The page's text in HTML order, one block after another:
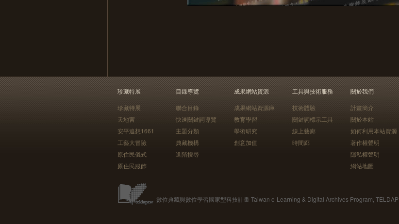
珍藏特展
珍藏特展
天地宮
安平追想1661
工藝大冒險
原住民儀式
原住民服飾
目錄導覽
聯合目錄
快速關鍵詞導覽
主題分類
典藏機構
進階搜尋
成果網站資源
成果網站資源庫
教育學習
學術研究
創意加值
工具與技術服務
技術體驗
關鍵詞標示工具
線上藝廊
時間廊
關於我們
計畫簡介
關於本站
如何利用本站資源
著作權聲明
隱私權聲明
網站地圖
數位典藏與數位學習國家型科技計畫 Taiwan e-Learning & Digital Archives Program, TELDAP